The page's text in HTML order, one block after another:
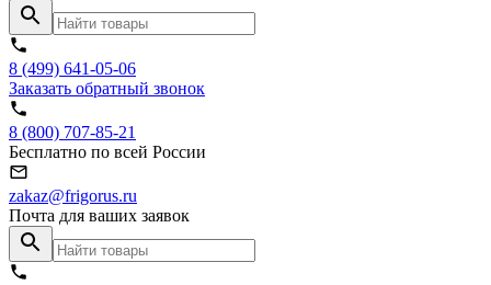
8 (499) 641-05-06
Заказать обратный звонок
8 (800) 707-85-21
Бесплатно по всей России
zakaz@frigorus.ru
Почта для ваших заявок